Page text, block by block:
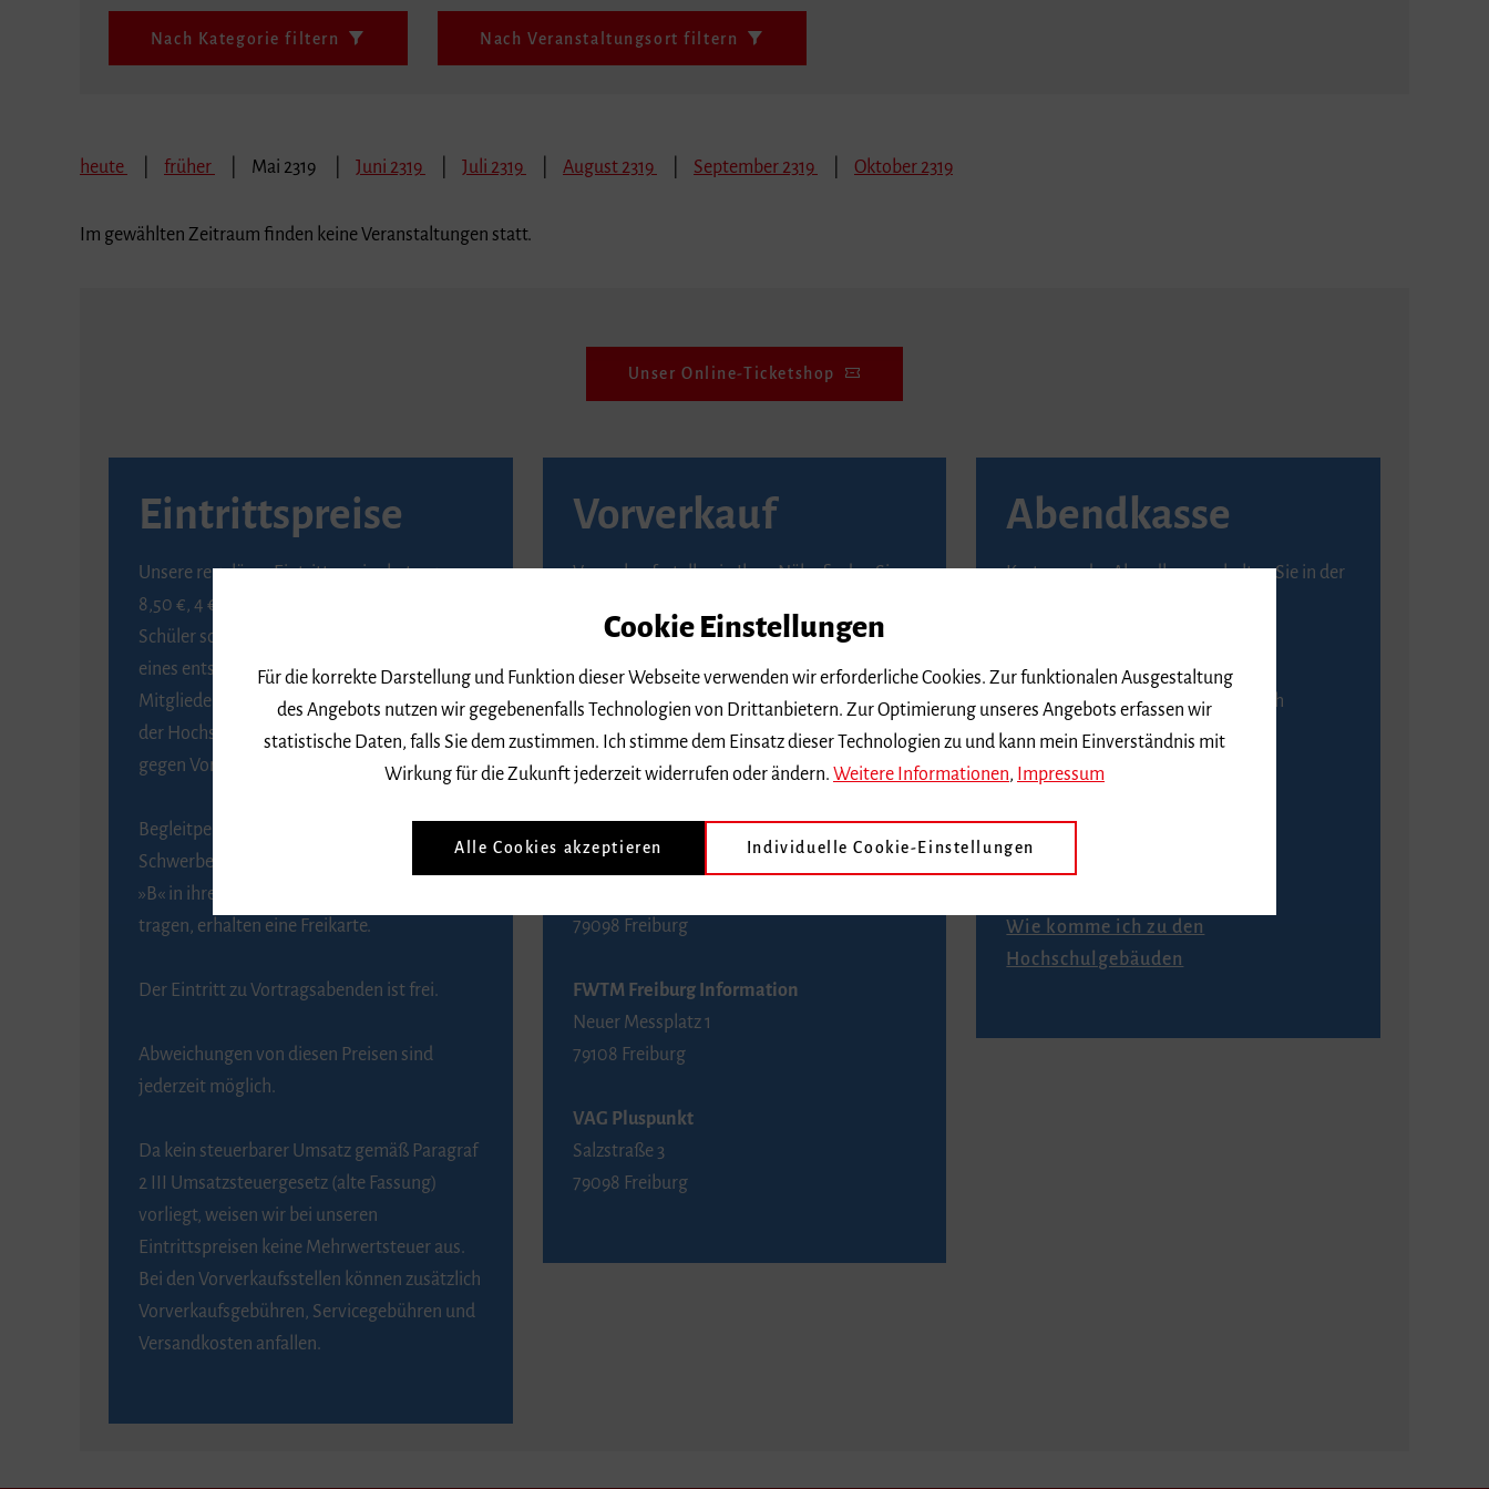
Nach Kategorie filtern Nach Veranstaltungsort filtern
heute früher Mai 2319 Juni 2319 Juli 2319 August 2319 September 2319 Oktober 2319
Im gewählten Zeitraum finden keine Veranstaltungen statt.
Unser Online-Ticketshop
Eintrittspreise
Unsere regulären Eintrittspreise betragen
8,50 €, 4 € ermäßigt für Schülerinnen und
Schüler sowie Studierende gegen Vorlage
eines entsprechenden Nachweises, 6 € für
Mitglieder der Gesellschaft zur Förderung
der Hochschule für Musik Freiburg e. V.
gegen Vorlage des Mitgliedsausweises.
Begleitpersonen von Menschen mit
Schwerbehinderung, die das Merkzeichen
»B« in ihrem Schwerbehindertenausweis
tragen, erhalten eine Freikarte.
Der Eintritt zu Vortragsabenden ist frei.
Abweichungen von diesen Preisen sind
jederzeit möglich.
Da kein steuerbarer Umsatz gemäß Paragraf
2 III Umsatzsteuergesetz (alte Fassung)
vorliegt, weisen wir bei unseren
Eintrittspreisen keine Mehrwertsteuer aus.
Bei den Vorverkaufsstellen können zusätzlich
Vorverkaufsgebühren, Servicegebühren und
Versandkosten anfallen.
Vorverkauf
Vorverkaufsstellen in Ihrer Nähe finden Sie
79098 Freiburg
bis drei Tage vor einem Konzert möglich)
FWTM Tourist-Information
79098 Freiburg
FWTM Freiburg Information
Neuer Messplatz 1
79108 Freiburg
VAG Pluspunkt
Salzstraße 3
79098 Freiburg
Abendkasse
Karten an der Abendkasse erhalten Sie in der
An der Abendkasse ist ausschließlich
Barzahlung möglich.
Anfahrt
Wie komme ich zu den
Hochschulgebäuden
Cookie Einstellungen
Für die korrekte Darstellung und Funktion dieser Webseite verwenden wir erforderliche Cookies. Zur funktionalen Ausgestaltung
des Angebots nutzen wir gegebenenfalls Technologien von Drittanbietern. Zur Optimierung unseres Angebots erfassen wir
statistische Daten, falls Sie dem zustimmen. Ich stimme dem Einsatz dieser Technologien zu und kann mein Einverständnis mit
Wirkung für die Zukunft jederzeit widerrufen oder ändern. Weitere Informationen Impressum
Alle Cookies akzeptieren Individuelle Cookie-Einstellungen